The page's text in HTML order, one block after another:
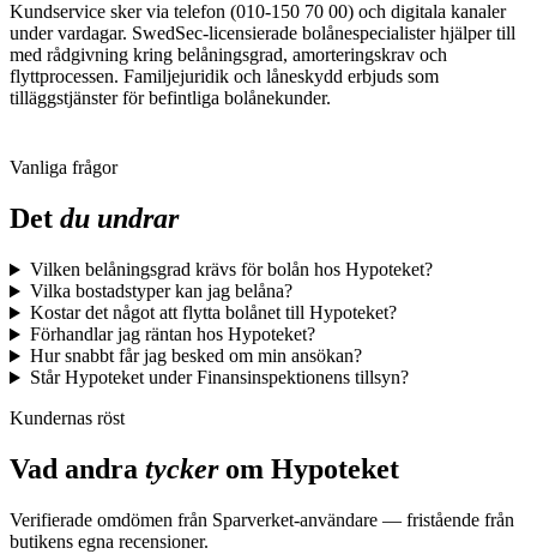
Kundservice sker via telefon (010-150 70 00) och digitala kanaler
under vardagar. SwedSec-licensierade bolånespecialister hjälper till
med rådgivning kring belåningsgrad, amorteringskrav och
flyttprocessen. Familjejuridik och låneskydd erbjuds som
tilläggstjänster för befintliga bolånekunder.
Vanliga frågor
Det du undrar
Vilken belåningsgrad krävs för bolån hos Hypoteket?
Vilka bostadstyper kan jag belåna?
Kostar det något att flytta bolånet till Hypoteket?
Förhandlar jag räntan hos Hypoteket?
Hur snabbt får jag besked om min ansökan?
Står Hypoteket under Finansinspektionens tillsyn?
Kundernas röst
Vad andra tyckerom Hypoteket
Verifierade omdömen från Sparverket-användare — fristående från
butikens egna recensioner.